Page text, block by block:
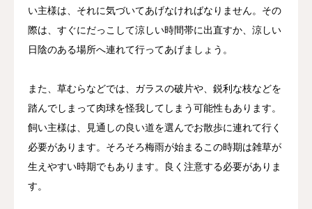
い主様は、それに気づいてあげなければなりません。その
際は、すぐにだっこして涼しい時間帯に出直すか、涼しい
日陰のある場所へ連れて行ってあげましょう。
また、草むらなどでは、ガラスの破片や、鋭利な枝などを
踏んでしまって肉球を怪我してしまう可能性もあります。
飼い主様は、見通しの良い道を選んでお散歩に連れて行く
必要があります。そろそろ梅雨が始まるこの時期は雑草が
生えやすい時期でもあります。良く注意する必要がありま
す。